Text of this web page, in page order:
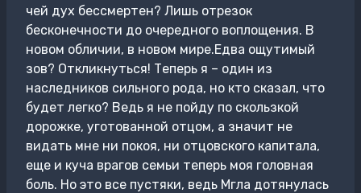
чей дух бессмертен? Лишь отрезок
бесконечности до очередного воплощения. В
новом обличии, в новом мире.Едва ощутимый
зов? Откликнуться! Теперь я – один из
наследников сильного рода, но кто сказал, что
будет легко? Ведь я не пойду по скользкой
дорожке, уготованной отцом, а значит не
видать мне ни покоя, ни отцовского капитала,
еще и куча врагов семьи теперь моя головная
боль. Но это все пустяки, ведь Мгла дотянулась